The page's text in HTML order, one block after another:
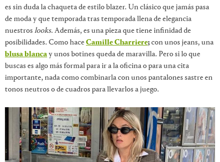
es sin duda la chaqueta de estilo blazer. Un clásico que jamás pasa
de moda y que temporada tras temporada llena de elegancia
nuestros looks. Además, es una pieza que tiene infinidad de
posibilidades. Como haceCamille Charriere;con unos jeans, una
blusa blancay unos botines queda de maravilla. Pero si lo que
buscas es algo más formal para ir a la oficina o para una cita
importante, nada como combinarla con unos pantalones sastre en
tonos neutros o de cuadros para llevarlos a juego.